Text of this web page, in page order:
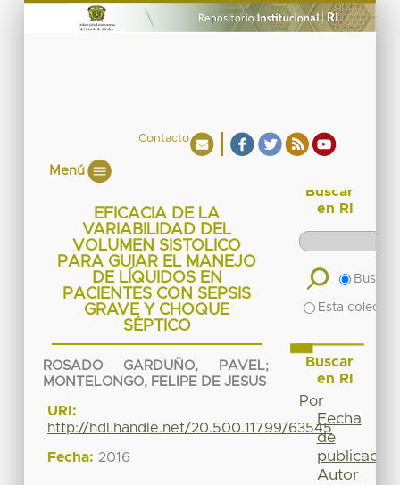
Contacto
Menú
EFICACIA DE LA
VARIABILIDAD DEL
VOLUMEN SISTOLICO
PARA GUIAR EL MANEJO
DE LÍQUIDOS EN
PACIENTES CON SEPSIS
GRAVE Y CHOQUE
SÉPTICO
ROSADO GARDUÑO, PAVEL;
MONTELONGO, FELIPE DE JESUS
URI:
http://hdl.handle.net/20.500.11799/63545
Fecha: 2016
Buscar
en RI
Buscar
Esta
Buscar
en RI
Por
Fecha
de
publicación
Autor